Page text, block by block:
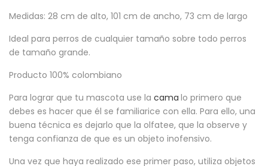
Medidas: 28 cm de alto, 101 cm de ancho, 73 cm de largo
Ideal para perros de cualquier tamaño sobre todo perros
de tamaño grande.
Producto 100% colombiano
Para lograr que tu mascota use la cama lo primero que
debes es hacer que él se familiarice con ella. Para ello, una
buena técnica es dejarlo que la olfatee, que la observe y
tenga confianza de que es un objeto inofensivo.
Una vez que haya realizado ese primer paso, utiliza objetos